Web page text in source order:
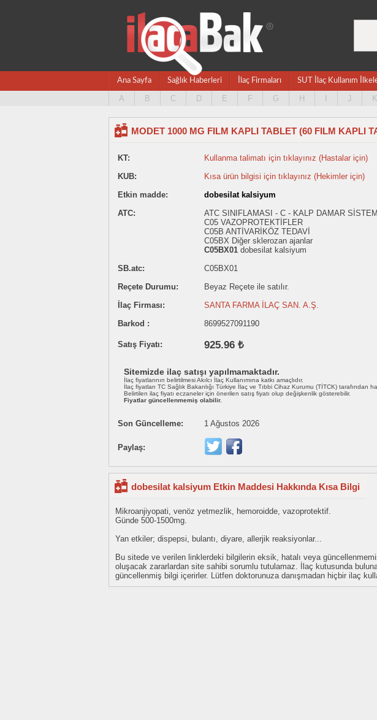
Ana Sayfa Sağlık Haberleri İlaç Firmaları SUT İlaç Kullanım
A B C D E F G H J K
MODET 1000 MG FILM KAPLI TABLET (60 FILM KAPLI
KT:
Kullanma talimatı için tıklayınız (Hastalar için)
KUB:
Kısa ürün bilgisi için tıklayınız (Hekimler için)
Etkin madde:
dobesilat kalsiyum
ATC:
ATC SINIFLAMASI - C - KALP DAMAR SİSTEMİ
C05 VAZOPROTEKTİFLER
C05B ANTİVARİKÖZ TEDAVİ
C05BX Diğer sklerozan ajanlar
C05BX01 dobesilat kalsiyum
SB.atc:
C05BX01
Reçete Durumu:
Beyaz Reçete ile satılır.
İlaç Firması:
SANTA FARMA İLAÇ SAN. A.Ş.
Barkod :
8699527091190
Satış Fiyatı: 925.96 ₺
Sitemizde ilaç satışı yapılmamaktadır.
İlaç fiyatlarının belirtilmesi Akılcı İlaç Kullanımına katkı amaçlıdır.
İlaç fiyatları TC Sağlık Bakanlığı Türkiye İlaç ve Tıbbi Cihaz Kurumu (TİTCK) tarafından
Belirtilen ilaç fiyatı eczaneler için önerilen satış fiyatı olup değişkenlik gösterebilir.
Fiyatlar güncellenmemiş olabilir.
Son Güncelleme: 1 Ağustos 2026
Paylaş:
dobesilat kalsiyum Etkin Maddesi Hakkında Kısa Bilgi
Mikroanjiyopati, venöz yetmezlik, hemoroidde, vazoprotektif.
Günde 500-1500mg.
Yan etkiler; dispepsi, bulantı, diyare, allerjik reaksiyonlar...
Bu sitede ve verilen linklerdeki bilgilerin eksik, hatalı veya
oluşacak zararlardan site sahibi sorumlu tutulamaz. İlaç kutusunda
güncellenmiş bilgi içerirler. Lütfen doktorunuza danışmadan hiçbir ilaç